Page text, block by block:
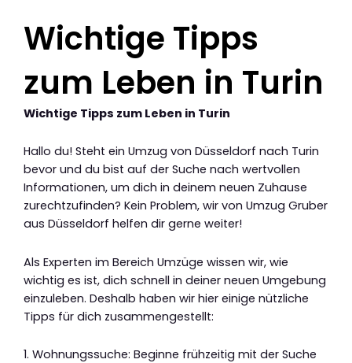
Wichtige Tipps
zum Leben in Turin
Wichtige Tipps zum Leben in Turin
Hallo du! Steht ein Umzug von Düsseldorf nach Turin
bevor und du bist auf der Suche nach wertvollen
Informationen, um dich in deinem neuen Zuhause
zurechtzufinden? Kein Problem, wir von Umzug Gruber
aus Düsseldorf helfen dir gerne weiter!
Als Experten im Bereich Umzüge wissen wir, wie
wichtig es ist, dich schnell in deiner neuen Umgebung
einzuleben. Deshalb haben wir hier einige nützliche
Tipps für dich zusammengestellt:
1. Wohnungssuche: Beginne frühzeitig mit der Suche